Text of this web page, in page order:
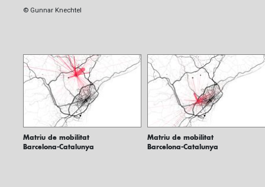
© Gunnar Knechtel
Matriu de mobilitat
Barcelona-Catalunya
Matriu de mobilitat
Barcelona-Catalunya